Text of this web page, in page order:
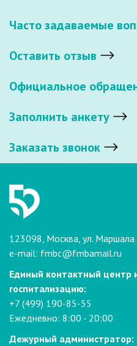
Часто задаваемые
Оставить отзыв
Официальное
Заполнить анкету
Заказать звонок
123098, Москва, ул. Маршала
e-mail: fmbc@fmbamail.ru
Единый контактный центр
госпитализацию:
+7 (499) 190-85-55
Ежедневно: 8:00 - 20:00
Дежурный администратор: